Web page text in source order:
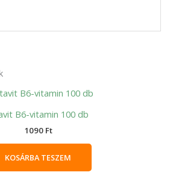
B6-vitamin 100 db
1090 Ft
KOSÁRBA TESZEM